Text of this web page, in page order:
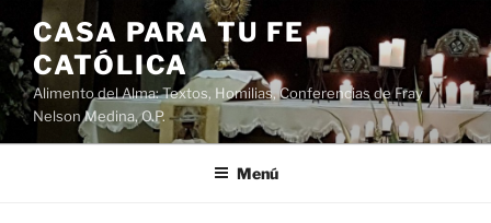
Saltar
al
contenido
CASA PARA TU FE
CATÓLICA
Alimento del Alma: Textos, Homilias, Conferencias de Fray
Nelson Medina, O.P.
Menú